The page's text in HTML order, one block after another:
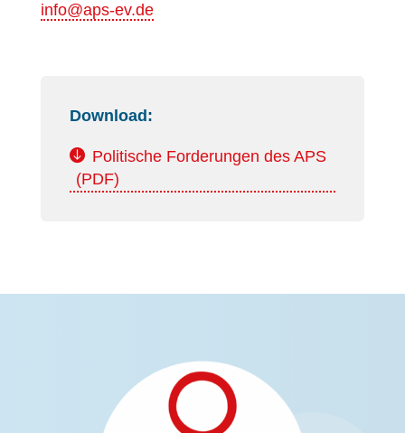
info@aps‐ev.de
Download:
Politische Forderungen des APS
(PDF)